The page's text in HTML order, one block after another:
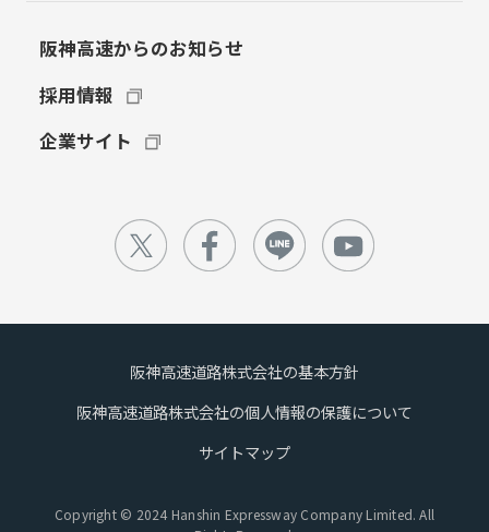
阪神高速からのお知らせ
採用情報
企業サイト
阪神高速道路株式会社の基本方針
阪神高速道路株式会社の個人情報の保護について
サイトマップ
Copyright © 2024 Hanshin Expressway Company Limited. All